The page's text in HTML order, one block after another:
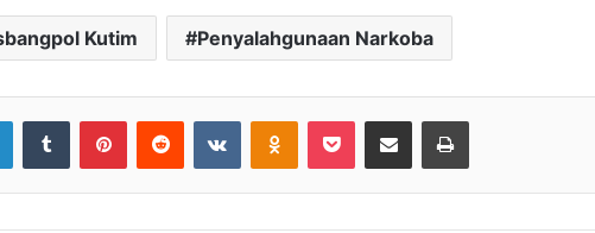
Kutim Penyalahgunaan Narkoba
LinkedInTumblr PinterestReddit VKontakteOdnoklassniki
Pocket Share via Email Print